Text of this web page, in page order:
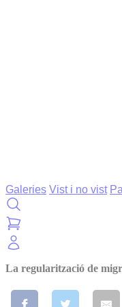
Galeries Vist i no vist
La regularització de